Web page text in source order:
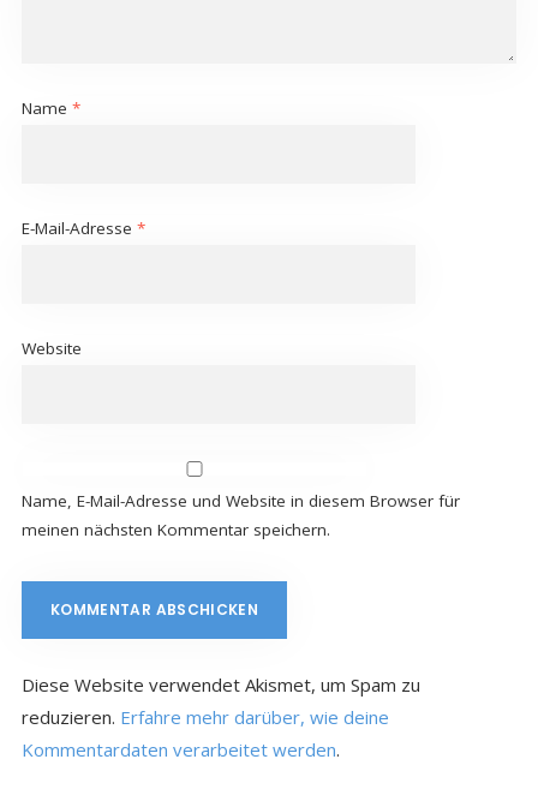
Name *
E-Mail-Adresse *
Website
Name, E-Mail-Adresse und Website in diesem Browser für
meinen nächsten Kommentar speichern.
Diese Website verwendet Akismet, um Spam zu
reduzieren. Erfahre mehr darüber, wie deine
Kommentardaten verarbeitet werden.